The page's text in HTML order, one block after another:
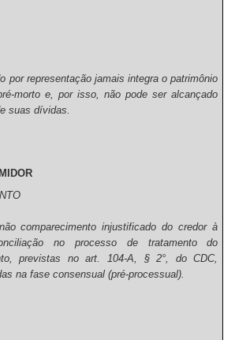
por representação jamais integra o patrimônio
morto e, por isso, não pode ser alcançado
suas dívidas.
comparecimento injustificado do credor à
no processo de tratamento do
previstas no art. 104-A, § 2°, do CDC,
na fase consensual (pré-processual).